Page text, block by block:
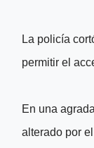
La policía
permitir el
En una
alterado por